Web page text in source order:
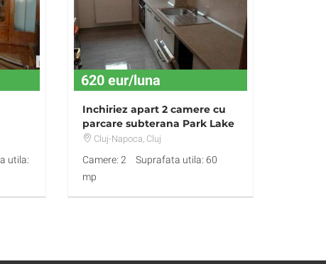
utila:
620 eur/luna
Inchiriez apart 2 camere cu
parcare subterana Park Lake
- 1 min de Iulius Mall
Cluj-Napoca, Cluj
Camere: 2
Suprafata utila: 60
mp